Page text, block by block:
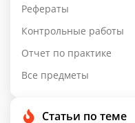
Рефераты
Контрольные работы
Отчет по практике
Все предметы
Статьи по теме